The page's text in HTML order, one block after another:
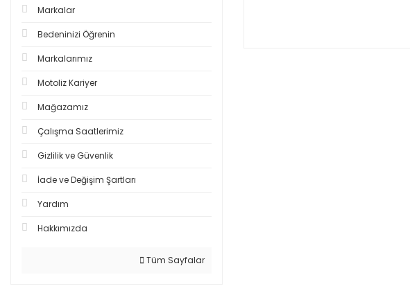
Markalar
Bedeninizi Öğrenin
Markalarımız
Motoliz Kariyer
Mağazamız
Çalışma Saatlerimiz
Gizlilik ve Güvenlik
İade ve Değişim Şartları
Yardım
Hakkımızda
Tüm Sayfalar